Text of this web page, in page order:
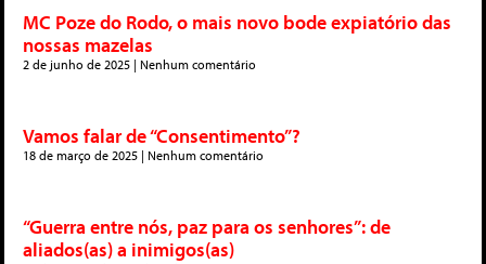
MC Poze do Rodo, o mais novo bode expiatório das
nossas mazelas
2 de junho de 2025 Nenhum comentário
Vamos falar de “Consentimento”?
18 de março de 2025 Nenhum comentário
“Guerra entre nós, paz para os senhores”: de
aliados(as) a inimigos(as)